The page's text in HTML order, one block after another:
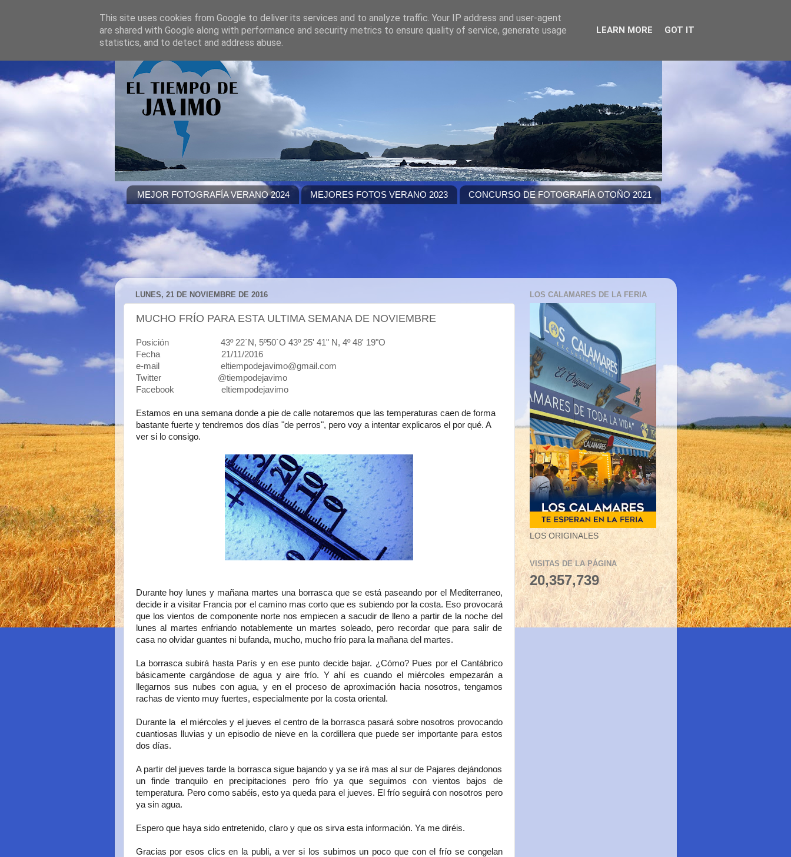
MEJOR FOTOGRAFÍA VERANO 2024 MEJORES FOTOS VERANO 2023 CONCURSO DE FOTOGRAFÍA OTOÑO 2021
LUNES, 21 DE NOVIEMBRE DE 2016
MUCHO FRÍO PARA ESTA ULTIMA SEMANA DE NOVIEMBRE
Posición 43º 22´N, 5º50´O 43º 25' 41" N, 4º 48' 19"O
Fecha 21/11/2016
e-mail eltiempodejavimo@gmail.com
Twitter @tiempodejavimo
Facebook eltiempodejavimo
Estamos en una semana donde a pie de calle notaremos que las temperaturas caen de forma
bastante fuerte y tendremos dos días "de perros", pero voy a intentar explicaros el por qué. A
ver si lo consigo.
Durante hoy lunes y mañana martes una borrasca que se está paseando por el Mediterraneo,
decide ir a visitar Francia por el camino mas corto que es subiendo por la costa. Eso provocará
que los vientos de componente norte nos empiecen a sacudir de lleno a partir de la noche del
lunes al martes enfriando notablemente un martes soleado, pero recordar que para salir de
casa no olvidar guantes ni bufanda, mucho, mucho frío para la mañana del martes.
La borrasca subirá hasta París y en ese punto decide bajar. ¿Cómo? Pues por el Cantábrico
básicamente cargándose de agua y aire frío. Y ahí es cuando el miércoles empezarán a
llegarnos sus nubes con agua, y en el proceso de aproximación hacia nosotros, tengamos
rachas de viento muy fuertes, especialmente por la costa oriental.
Durante la el miércoles y el jueves el centro de la borrasca pasará sobre nosotros provocando
cuantiosas lluvias y un episodio de nieve en la cordillera que puede ser importante para estos
dos días.
A partir del jueves tarde la borrasca sigue bajando y ya se irá mas al sur de Pajares dejándonos
un finde tranquilo en precipitaciones pero frío ya que seguimos con vientos bajos de
temperatura. Pero como sabéis, esto ya queda para el jueves. El frío seguirá con nosotros pero
ya sin agua.
Espero que haya sido entretenido, claro y que os sirva esta información. Ya me diréis.
Gracias por esos clics en la publi, a ver si los subimos un poco que con el frío se congelan
LOS CALAMARES DE LA FERIA
LOS ORIGINALES
VISITAS DE LA PÁGINA
20,357,739
This site uses cookies from Google to deliver its services and to analyze traffic. Your IP address and user-agent
are shared with Google along with performance and security metrics to ensure quality of service, generate usage
statistics, and to detect and address abuse.
LEARN MORE GOT IT